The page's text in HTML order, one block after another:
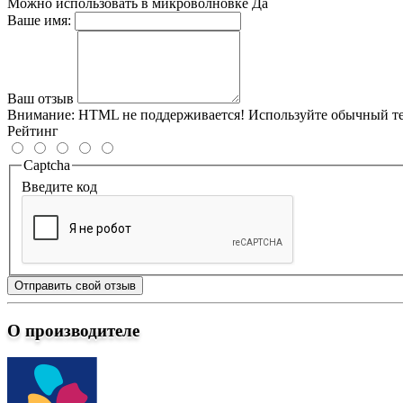
Можно использовать в микроволновке Да
Ваше имя:
Ваш отзыв
Внимание: HTML не поддерживается! Используйте обычный
Рейтинг
Captcha
Введите код
Отправить свой отзыв
О производителе